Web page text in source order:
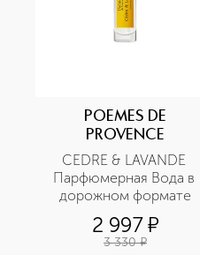
POEMES DE
PROVENCE
CEDRE & LAVANDE
Парфюмерная Вода в
дорожном формате
2 997¤
3 330 ¤